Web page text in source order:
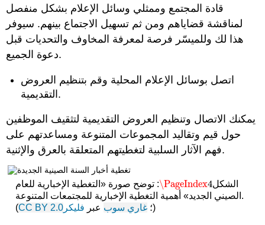
قادة المجتمع وممثلي وسائل الإعلام بشكل منفصل
لمناقشة قضاياهم ومن ثم تسهيل الاجتماع بينهم. سيوفر
هذا لك وللميسّر فرصة لمعرفة المخاوف والتحديات قبل
دعوة الجميع.
اتصل بوسائل الإعلام المحلية وقم بتنظيم العروض
التقديمية.
يمكنك الاتصال وتنظيم العروض التقديمية لتثقيف الموظفين
حول قيم وتقاليد المجموعات المتنوعة ومساعدتهم على
فهم الآثار السلبية لتغطيتهم المتعلقة بالعرق والإثنية.
الشكل \PageIndex4
\PageIndex4
: توضح صورة «التغطية الإخبارية للعام
الصيني الجديد» أهمية التغطية الإخبارية للمجتمعات المتنوعة.
(CC BY 2.0 ؛غاري سوب عبر فليكر )